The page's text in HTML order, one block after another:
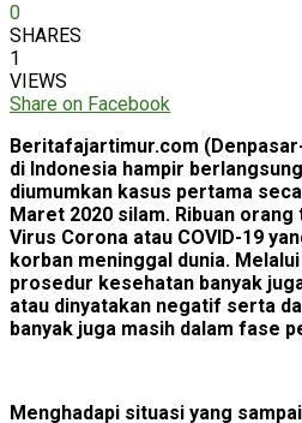
0
SHARES
1
VIEWS
Share on Facebook
Beritafajartimur.com
di Indonesia hampir
diumumkan kasus pertama
Maret 2020 silam. Ribuan
Virus Corona atau COVID-19
korban meninggal dunia.
prosedur kesehatan banyak
atau dinyatakan negatif serta
banyak juga masih dalam fase
Menghadapi situasi yang